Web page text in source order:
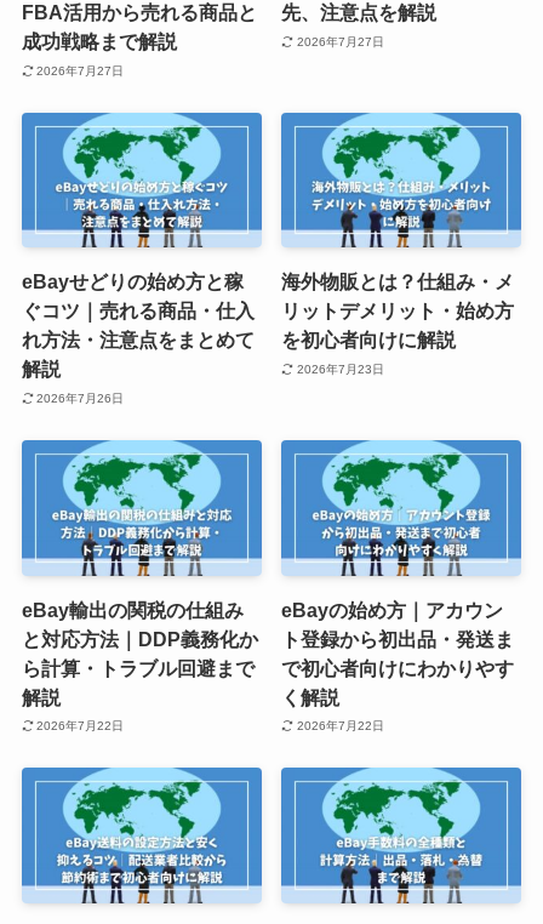
FBA活用から売れる商品と
成功戦略まで解説
2026年7月27日
先、注意点を解説
2026年7月27日
eBayせどりの始め方と稼
ぐコツ｜売れる商品・仕入
れ方法・注意点をまとめて
解説
2026年7月26日
海外物販とは？仕組み・メ
リットデメリット・始め方
を初心者向けに解説
2026年7月23日
eBay輸出の関税の仕組み
と対応方法｜DDP義務化か
ら計算・トラブル回避まで
解説
2026年7月22日
eBayの始め方｜アカウン
ト登録から初出品・発送ま
で初心者向けにわかりやす
く解説
2026年7月22日